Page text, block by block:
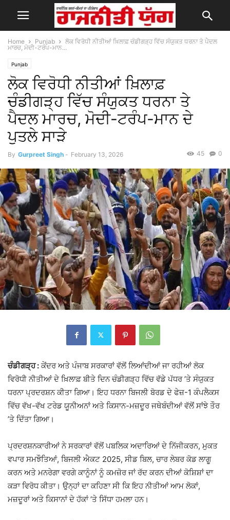
Home Punjab
ਲੋਕ ਵਿਰੋਧੀ ਨੀਤੀਆਂ ਖ਼ਿਲਾਫ਼ ਚੰਡੀਗੜ੍ਹ ਵਿੱਚ ਸੰਯੁਕਤ ਧਰਨਾ ਤੇ ਪੈਦਲ
ਮਾਰਚ, ਮੋਦੀ-ਟਰੰਪ-ਮਾਨ...
Punjab
ਲੋਕ ਵਿਰੋਧੀ ਨੀਤੀਆਂ ਖ਼ਿਲਾਫ਼
ਚੰਡੀਗੜ੍ਹ ਵਿੱਚ ਸੰਯੁਕਤ ਧਰਨਾ ਤੇ
ਪੈਦਲ ਮਾਰਚ, ਮੋਦੀ-ਟਰੰਪ-ਮਾਨ ਦੇ
ਪੁਤਲੇ ਸਾੜੇ
By Gurpreet Singh - February 13, 2026 0
45
ਚੰਡੀਗੜ੍ਹ : ਕੇਂਦਰ ਅਤੇ ਪੰਜਾਬ ਸਰਕਾਰਾਂ ਵੱਲੋਂ ਲਿਆਂਦੀਆਂ ਜਾ ਰਹੀਆਂ ਲੋਕ
ਵਿਰੋਧੀ ਨੀਤੀਆਂ ਦੇ ਖ਼ਿਲਾਫ਼ ਬੀਤੇ ਦਿਨ ਚੰਡੀਗੜ੍ਹ ਵਿੱਚ ਵੱਡੇ ਪੱਧਰ ’ਤੇ ਸੰਯੁਕਤ
ਧਰਨਾ ਪ੍ਰਦਰਸ਼ਨ ਕੀਤਾ ਗਿਆ। ਇਹ ਧਰਨਾ ਬਿਜਲੀ ਬੋਰਡ ਦੇ ਫੇਜ਼-1 ਕੰਪਲੈਕਸ
ਵਿੱਚ ਵੱਖ-ਵੱਖ ਟਰੇਡ ਯੂਨੀਅਨਾਂ ਅਤੇ ਕਿਸਾਨ-ਮਜ਼ਦੂਰ ਜਥੇਬੰਦੀਆਂ ਵੱਲੋਂ ਸਾਂਝੇ ਤੌਰ
’ਤੇ ਦਿੱਤਾ ਗਿਆ।
ਪ੍ਰਦਰਸ਼ਨਕਾਰੀਆਂ ਨੇ ਸਰਕਾਰਾਂ ਵੱਲੋਂ ਪਬਲਿਕ ਅਦਾਰਿਆਂ ਦੇ ਨਿੱਜੀਕਰਨ, ਮੁਕਤ
ਵਪਾਰ ਸਮਝੌਤਿਆਂ, ਬਿਜਲੀ ਐਕਟ 2025, ਸੀਡ ਬਿਲ, ਚਾਰ ਲੇਬਰ ਕੋਡ ਲਾਗੂ
ਕਰਨ ਅਤੇ ਮਨਰੇਗਾ ਵਰਗੇ ਕਾਨੂੰਨਾਂ ਨੂੰ ਕਮਜ਼ੋਰ ਜਾਂ ਰੱਦ ਕਰਨ ਦੀਆਂ ਕੋਸ਼ਿਸ਼ਾਂ ਦਾ
ਕੜਾ ਵਿਰੋਧ ਕੀਤਾ। ਉਨ੍ਹਾਂ ਦਾ ਕਹਿਣਾ ਸੀ ਕਿ ਇਹ ਨੀਤੀਆਂ ਆਮ ਲੋਕਾਂ,
ਮਜ਼ਦੂਰਾਂ ਅਤੇ ਕਿਸਾਨਾਂ ਦੇ ਹੱਕਾਂ ’ਤੇ ਸਿੱਧਾ ਹਮਲਾ ਹਨ।